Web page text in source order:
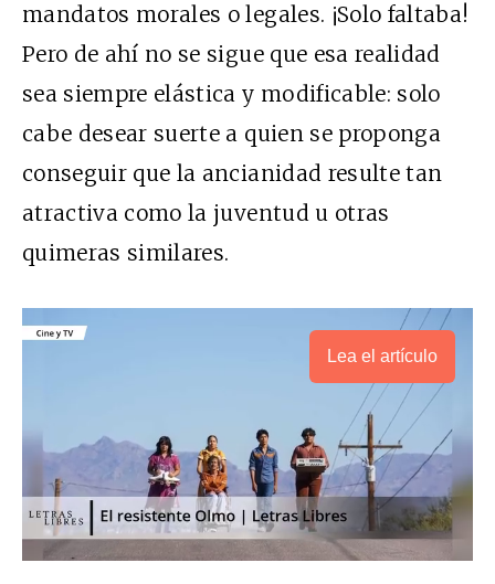
mandatos morales o legales. ¡Solo faltaba!
Pero de ahí no se sigue que esa realidad
sea siempre elástica y modificable: solo
cabe desear suerte a quien se proponga
conseguir que la ancianidad resulte tan
atractiva como la juventud u otras
quimeras similares.
Lea el artículo